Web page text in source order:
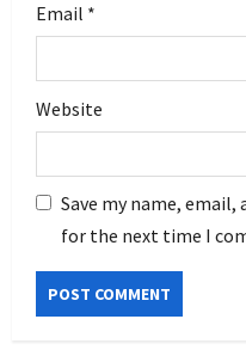
Email *
Website
Save my name,
for the next time I